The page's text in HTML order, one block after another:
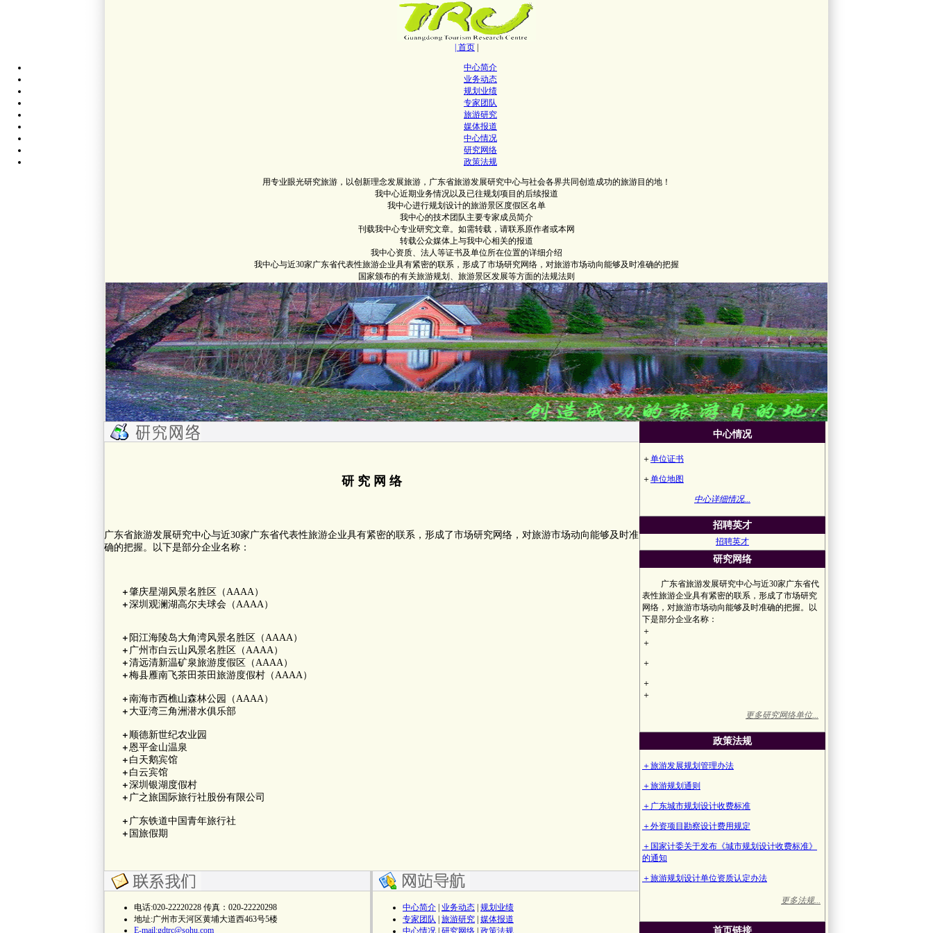
| 首页
中心简介
业务动态
规划业绩
专家团队
旅游研究
媒体报道
中心情况
研究网络
政策法规
用专业眼光研究旅游，以创新理念发展旅游，广东省旅游发展研究中心与社会各界共同创造成功的旅游目的地！
我中心近期业务情况以及已往规划项目的后续报道
我中心进行规划设计的旅游景区度假区名单
我中心的技术团队主要专家成员简介
刊载我中心专业研究文章。如需转载，请联系原作者或本网
转载公众媒体上与我中心相关的报道
我中心资质、法人等证书及单位所在位置的详细介绍
我中心与近30家广东省代表性旅游企业具有紧密的联系，形成了市场研究网络，对旅游市场动向能够及时准确的把握
国家颁布的有关旅游规划、旅游景区发展等方面的法规法则
研 究 网 络
广东省旅游发展研究中心与近30家广东省代表性旅游企业具有紧密的联系，形成了市场研究网络，对旅游市场动向能够及时准
确的把握。以下是部分企业名称：
＋肇庆星湖风景名胜区（AAAA）
＋深圳观澜湖高尔夫球会（AAAA）
＋ 阳江海陵岛大角湾风景名胜区（AAAA）
＋ 广州市白云山风景名胜区（AAAA）
＋清远清新温矿泉旅游度假区（AAAA）
＋梅县雁南飞茶田茶田旅游度假村（AAAA）
＋南海市西樵山森林公园（AAAA）
＋ 大亚湾三角洲潜水俱乐部
＋ 顺德新世纪农业园
＋恩平金山温泉
＋ 白天鹅宾馆
＋ 白云宾馆
＋深圳银湖度假村
＋ 广之旅国际旅行社股份有限公司
＋ 广东铁道中国青年旅行社
＋ 国旅假期
电话:020-22220228 传真：020-22220298
地址:广州市天河区黄埔大道西463号5楼
E-mail:gdtrc@sohu.com
中心简介 业务动态 规划业绩
专家团队
旅游研究 媒体报道
中心情况 研究网络 政策法规
中心情况
＋单位证书
＋单位地图
中心详细情况...
招聘英才
招聘英才
研究网络
广东省旅游发展研究中心与近30家广东省代
表性旅游企业具有紧密的联系，形成了市场研究
网络，对旅游市场动向能够及时准确的把握。以
下是部分企业名称：
＋
＋
＋
＋
＋
更多研究网络单位...
政策法规
＋旅游发展规划管理办法
＋旅游规划通则
＋广东城市规划设计收费标准
＋外资项目勘察设计费用规定
＋国家计委关于发布《城市规划设计收费标准》
的通知
＋旅游规划设计单位资质认定办法
更多法规...
首页链接